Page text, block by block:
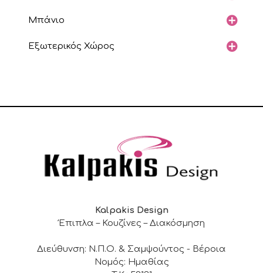
Μπάνιο
Εξωτερικός Χώρος
Kalpakis Design
Έπιπλα – Κουζίνες – Διακόσμηση
Διεύθυνση: Ν.Π.Ο. & Σαμψούντος - Βέροια
Νομός: Ημαθίας